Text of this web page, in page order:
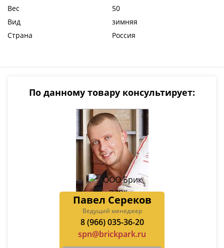
Вес
50
Вид
зимняя
Страна
Россия
По данному товару консультирует:
Павел Сереков
Ведущий менеджер
8 (966) 035-36-20
spn@brickpark.ru